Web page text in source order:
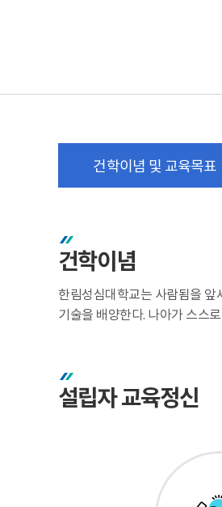
건학이념 및 교육목표
건학이념
한림성심대학교는 사람됨을
기술을 배양한다. 나아가 스스
설립자 교육정신